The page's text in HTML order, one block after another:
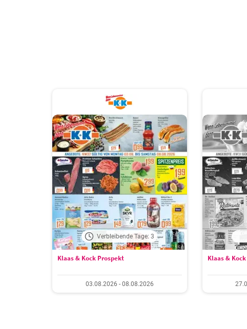
Verbleibende Tage: 3
Klaas & Kock Prospekt
03.08.2026 - 08.08.2026
Klaas &